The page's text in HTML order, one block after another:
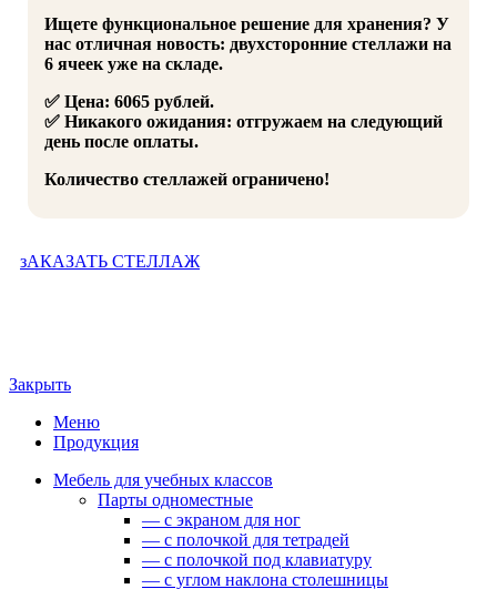
Ищете функциональное решение для хранения? У
нас отличная новость: двухсторонние стеллажи на
6 ячеек уже на складе.
✅ Цена: 6065 рублей.
✅ Никакого ожидания: отгружаем на следующий
день после оплаты.
Количество стеллажей ограничено!
зАКАЗАТЬ СТЕЛЛАЖ
Закрыть
Меню
Продукция
Мебель для учебных классов
Парты одноместные
— c экраном для ног
— c полочкой для тетрадей
— c полочкой под клавиатуру
— c углом наклона столешницы